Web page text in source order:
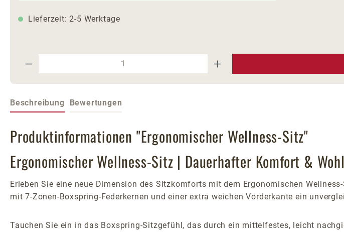
Lieferzeit: 2-5 Werktage
Produkt Anzahl: Gib den gewünschten Wert ein oder
Beschreibung Bewertungen
Produktinformationen "Ergonomischer Wellness-Sitz"
Ergonomischer Wellness-Sitz | Dauerhafter Komfort &
Erleben Sie eine neue Dimension des Sitzkomforts mit dem Ergonomischen
mit 7-Zonen-Boxspring-Federkernen und einer extra weichen Vorderkante ein
Tauchen Sie ein in das Boxspring-Sitzgefühl, das durch ein mittelfestes, leicht